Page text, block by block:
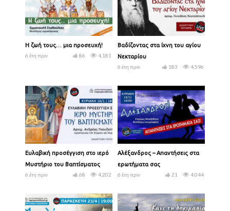
Η ζωή τους… μια προσευχή!
6 έτη πριν
4,181
86
Βαδίζοντας στα ίχνη του αγίου
Νεκταρίου
6 έτη πριν
4,596
183
Ευλαβική προσέγγιση στο ιερό
Μυστήριο του Βαπτίσματος
6 έτη πριν
4,202
68
Αλέξανδρος – Απαντήσεις στα
ερωτήματα σας
6 έτη πριν
4,044
21